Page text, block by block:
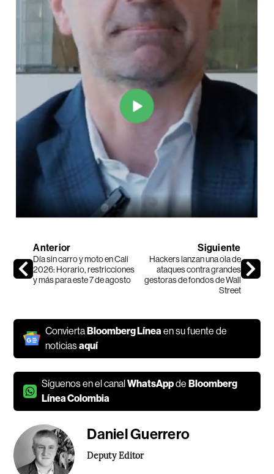
Anterior
Día sin carro y moto en Cali
2026: Horario, restricciones
y más para este 7 de agosto
Siguiente
Hackers lanzan una ola de
ataques contra grandes
gestoras de fondos de Wall
Street
ConviertaBloomberg Línea en su fuente de
noticiasaquí
Síguenos en el canalWhatsAppdeBloomberg
Línea Colombia
Daniel Guerrero
Deputy Editor